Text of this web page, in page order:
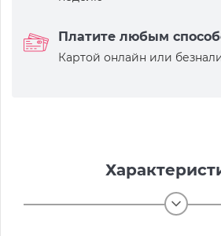
Платите любым
Картой онлайн или